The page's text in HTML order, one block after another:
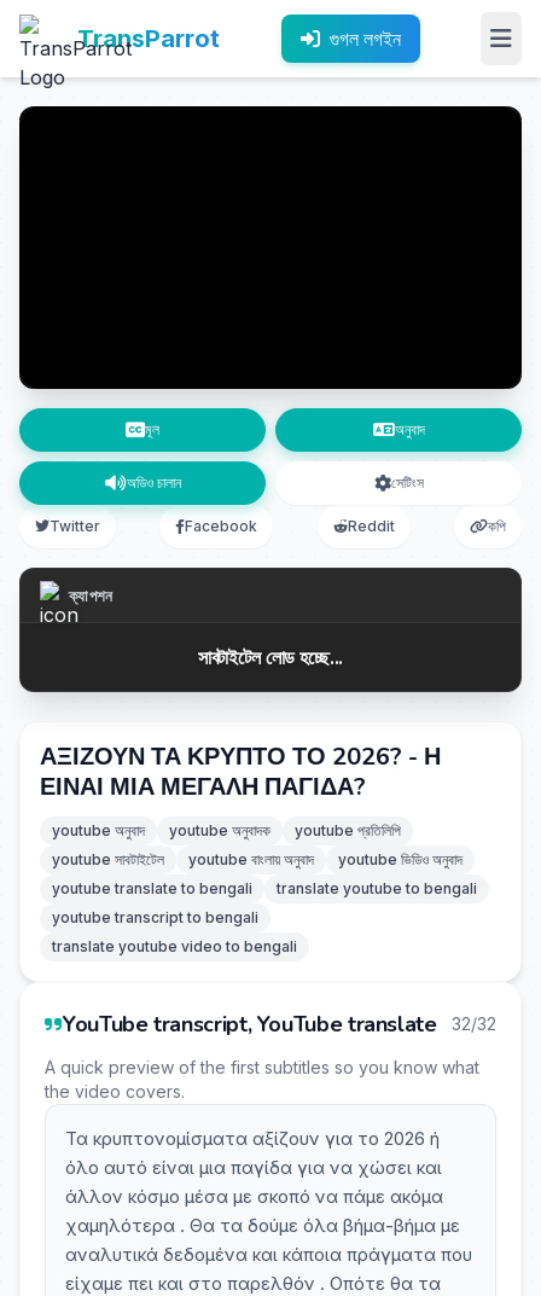
TransParrot গুগল লগইন
মূল অনুবাদ
অডিও চালান সেটিংস
Twitter Facebook Reddit কপি
ক্যাপশন
সাবটাইটেল লোড হচ্ছে...
ΑΞΙΖΟΥΝ ΤΑ ΚΡΥΠΤΟ ΤΟ 2026? - Η
ΕΙΝΑΙ ΜΙΑ ΜΕΓΑΛΗ ΠΑΓΙΔΑ?
youtube অনুবাদ youtube অনুবাদক
youtube প্রতিলিপি
youtube সাবটাইটেল
youtube বাংলায় অনুবাদ
youtube ভিডিও অনুবাদ
youtube translate to bengali
translate youtube to bengali
youtube transcript to bengali
translate youtube video to bengali
YouTube transcript, YouTube translate 32/32
A quick preview of the first subtitles so you know what
the video covers.
Τα κρυπτονομίσματα αξίζουν για το 2026 ή
όλο αυτό είναι μια παγίδα για να χώσει και
άλλον κόσμο μέσα με σκοπό να πάμε ακόμα
χαμηλότερα . Θα τα δούμε όλα βήμα-βήμα με
αναλυτικά δεδομένα και κάποια πράγματα που
είχαμε πει και στο παρελθόν . Οπότε θα τα